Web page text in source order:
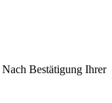
Nach Bestätigung Ihrer